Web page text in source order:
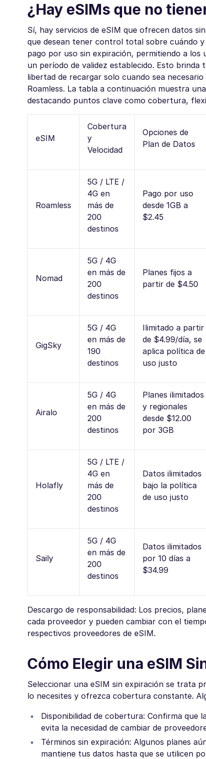
¿Hay eSIMs que no
Sí, hay servicios de eSIM que ofrecen datos
que desean tener control total sobre cuándo
pago por uso sin expiración, permitiendo a
un período de validez establecido. Esto
libertad de recargar solo cuando sea
Roamless. La tabla a continuación muestra
destacando puntos clave como cobertura,
eSIM
Cobertura
y
Velocidad
Opciones de
Plan de Datos
Roamless
5G / LTE /
4G en
más de
200
destinos
Pago por uso
desde 1GB a
$2.45
Nomad
5G / 4G
en más de
200
destinos
Planes fijos a
partir de $4.50
GigSky
5G / 4G
en más de
190
destinos
Ilimitado a partir
de $4.99/día, se
aplica política de
uso justo
Airalo
5G / 4G
en más de
200
destinos
Planes ilimitados
y regionales
desde $12.00
por 3GB
Holafly
5G / LTE /
4G en
más de
200
destinos
Datos ilimitados
bajo la política
de uso justo
Saily
5G / 4G
en más de
200
destinos
Datos ilimitados
por 10 días a
$34.99
Descargo de responsabilidad: Los precios,
cada proveedor y pueden cambiar con el
respectivos proveedores de eSIM.
Cómo Elegir una eSIM
Seleccionar una eSIM sin expiración se trata
lo necesites y ofrezca cobertura constante.
Disponibilidad de cobertura: Confirma que
evita la necesidad de cambiar de
Términos sin expiración: Algunos planes
mantiene tus datos hasta que se utilicen